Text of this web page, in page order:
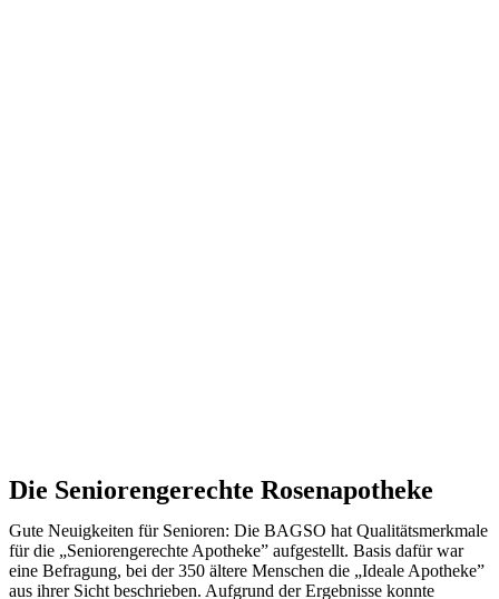
Die Seniorengerechte Rosenapotheke
Gute Neuigkeiten für Senioren: Die BAGSO hat Qualitätsmerkmale
für die „Seniorengerechte Apotheke” aufgestellt. Basis dafür war
eine Befragung, bei der 350 ältere Menschen die „Ideale Apotheke”
aus ihrer Sicht beschrieben. Aufgrund der Ergebnisse konnte